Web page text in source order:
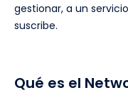
gestionar, a un
suscribe.
Qué es el